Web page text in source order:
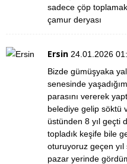
sadece çöp
çamur deryası
Ersin 24.01.2026
Bizde gümüşyaka
senesinde
parasını vererek
belediye gelip söktü
üstünden 8 yıl geçti
topladık keşife bile
oturuyoruz geçen
pazar yerinde